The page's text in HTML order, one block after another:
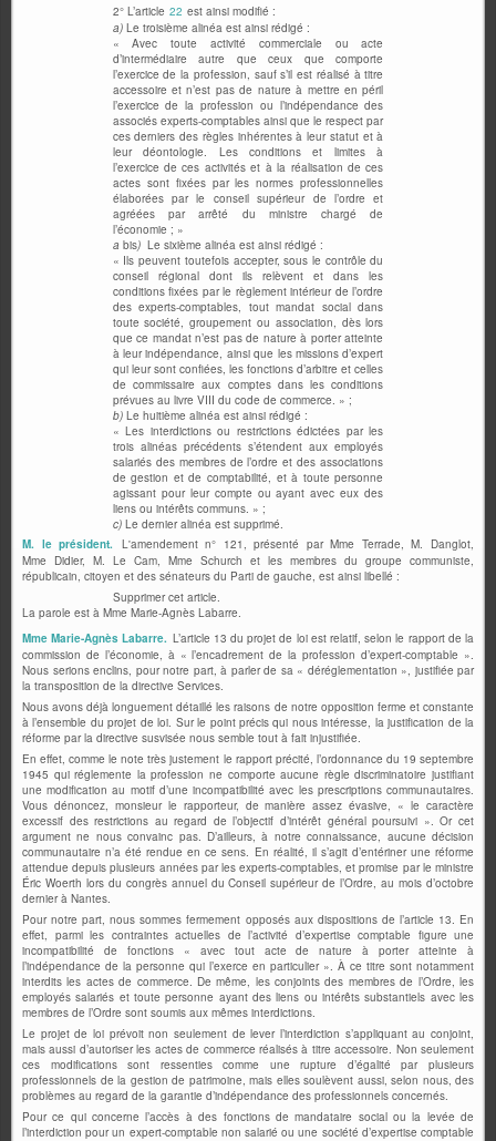
2° L’article 22 est ainsi modifié :
a)Le troisième alinéa est ainsi rédigé :
« Avec toute activité commerciale ou acte
d’intermédiaire autre que ceux que comporte
l’exercice de la profession, sauf s’il est réalisé à titre
accessoire et n’est pas de nature à mettre en péril
l’exercice de la profession ou l’indépendance des
associés experts-comptables ainsi que le respect par
ces derniers des règles inhérentes à leur statut et à
leur déontologie. Les conditions et limites à
l’exercice de ces activités et à la réalisation de ces
actes sont fixées par les normes professionnelles
élaborées par le conseil supérieur de l’ordre et
agréées par arrêté du ministre chargé de
l’économie ; »
a bis) Le sixième alinéa est ainsi rédigé :
« Ils peuvent toutefois accepter, sous le contrôle du
conseil régional dont ils relèvent et dans les
conditions fixées par le règlement intérieur de l’ordre
des experts-comptables, tout mandat social dans
toute société, groupement ou association, dès lors
que ce mandat n’est pas de nature à porter atteinte
à leur indépendance, ainsi que les missions d’expert
qui leur sont confiées, les fonctions d’arbitre et celles
de commissaire aux comptes dans les conditions
prévues au livre VIII du code de commerce. » ;
b)Le huitième alinéa est ainsi rédigé :
« Les interdictions ou restrictions édictées par les
trois alinéas précédents s’étendent aux employés
salariés des membres de l’ordre et des associations
de gestion et de comptabilité, et à toute personne
agissant pour leur compte ou ayant avec eux des
liens ou intérêts communs. » ;
c)Le dernier alinéa est supprimé.
M. le président. L'amendement n° 121, présenté par Mme Terrade, M. Danglot,
Mme Didier, M. Le Cam, Mme Schurch et les membres du groupe communiste,
républicain, citoyen et des sénateurs du Parti de gauche, est ainsi libellé :
Supprimer cet article.
La parole est à Mme Marie-Agnès Labarre.
Mme Marie-Agnès Labarre. L’article 13 du projet de loi est relatif, selon le rapport de la
commission de l’économie, à « l’encadrement de la profession d’expert-comptable ».
Nous serions enclins, pour notre part, à parler de sa « déréglementation », justifiée par
la transposition de la directive Services.
Nous avons déjà longuement détaillé les raisons de notre opposition ferme et constante
à l’ensemble du projet de loi. Sur le point précis qui nous intéresse, la justification de la
réforme par la directive susvisée nous semble tout à fait injustifiée.
En effet, comme le note très justement le rapport précité, l’ordonnance du 19 septembre
1945 qui réglemente la profession ne comporte aucune règle discriminatoire justifiant
une modification au motif d’une incompatibilité avec les prescriptions communautaires.
Vous dénoncez, monsieur le rapporteur, de manière assez évasive, « le caractère
excessif des restrictions au regard de l’objectif d’intérêt général poursuivi ». Or cet
argument ne nous convainc pas. D’ailleurs, à notre connaissance, aucune décision
communautaire n’a été rendue en ce sens. En réalité, il s’agit d’entériner une réforme
attendue depuis plusieurs années par les experts-comptables, et promise par le ministre
Éric Woerth lors du congrès annuel du Conseil supérieur de l’Ordre, au mois d’octobre
dernier à Nantes.
Pour notre part, nous sommes fermement opposés aux dispositions de l’article 13. En
effet, parmi les contraintes actuelles de l’activité d’expertise comptable figure une
incompatibilité de fonctions « avec tout acte de nature à porter atteinte à
l’indépendance de la personne qui l’exerce en particulier ». À ce titre sont notamment
interdits les actes de commerce. De même, les conjoints des membres de l’Ordre, les
employés salariés et toute personne ayant des liens ou intérêts substantiels avec les
membres de l’Ordre sont soumis aux mêmes interdictions.
Le projet de loi prévoit non seulement de lever l’interdiction s’appliquant au conjoint,
mais aussi d’autoriser les actes de commerce réalisés à titre accessoire. Non seulement
ces modifications sont ressenties comme une rupture d’égalité par plusieurs
professionnels de la gestion de patrimoine, mais elles soulèvent aussi, selon nous, des
problèmes au regard de la garantie d’indépendance des professionnels concernés.
Pour ce qui concerne l’accès à des fonctions de mandataire social ou la levée de
l’interdiction pour un expert-comptable non salarié ou une société d’expertise comptable